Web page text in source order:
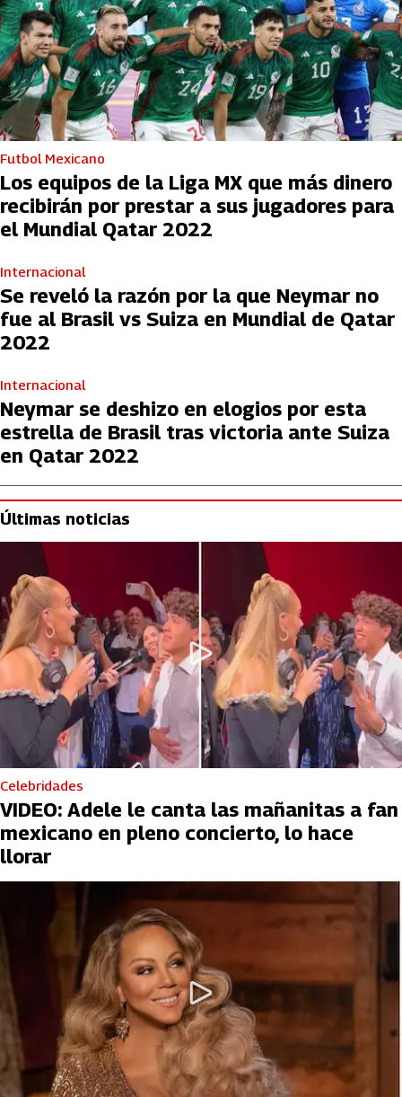
Futbol Mexicano
Los equipos de la Liga MX que más dinero
recibirán por prestar a sus jugadores para
el Mundial Qatar 2022
Internacional
Se reveló la razón por la que Neymar no
fue al Brasil vs Suiza en Mundial de Qatar
2022
Internacional
Neymar se deshizo en elogios por esta
estrella de Brasil tras victoria ante Suiza
en Qatar 2022
Últimas noticias
Celebridades
VIDEO: Adele le canta las mañanitas a fan
mexicano en pleno concierto, lo hace
llorar